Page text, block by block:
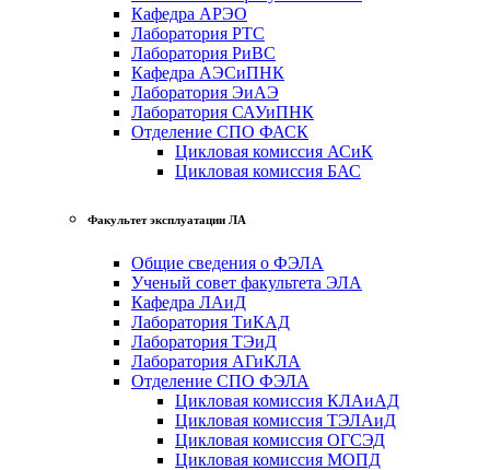
Кафедра АРЭО
Лаборатория РТС
Лаборатория РиВС
Кафедра АЭСиПНК
Лаборатория ЭиАЭ
Лаборатория САУиПНК
Отделение СПО ФАСК
Цикловая комиссия АСиК
Цикловая комиссия БАС
Факультет эксплуатации ЛА
Общие сведения о ФЭЛА
Ученый совет факультета ЭЛА
Кафедра ЛАиД
Лаборатория ТиКАД
Лаборатория ТЭиД
Лаборатория АГиКЛА
Отделение СПО ФЭЛА
Цикловая комиссия КЛАиАД
Цикловая комиссия ТЭЛАиД
Цикловая комиссия ОГСЭД
Цикловая комиссия МОПД